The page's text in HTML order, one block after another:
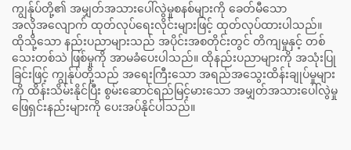
ကျွန်ုပ်တို့၏ အမျှတ်အသားပေါ်လွဲမှုစနစ်များကို ခေတ်မီသော
အလိုအလျောက် ထုတ်လုပ်ရေးလိုင်းများဖြင့် ထုတ်လုပ်ထားပါသည်။
ထိုသို့သော နည်းပညာများသည် အပိုင်းအစတိုင်းတွင် တိကျမှုနှင့် တစ်
သေးတစ်သဲ ဖြစ်မှုကို အာမခံပေးပါသည်။ ထိုနည်းပညာများကို အသုံးပြု
ခြင်းဖြင့် ကျွန်ုပ်တို့သည် အရေးကြီးသော အရည်အသွေးထိန်းချုပ်မှုများ
ကို ထိန်းသိမ်းနိုင်ပြီး စွမ်းဆောင်ရည်မြင့်မားသော အမျှတ်အသားပေါ်လွဲမှု
ဖြေရှင်းနည်းများကို ပေးအပ်နိုင်ပါသည်။